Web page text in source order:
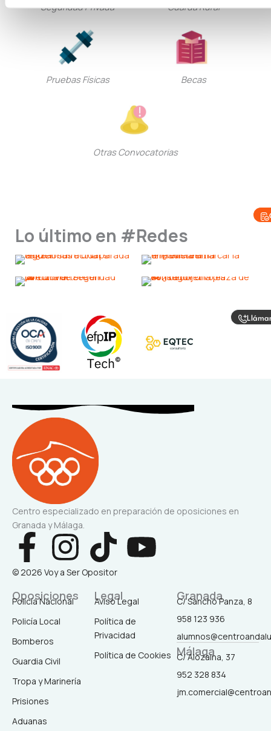
Seguridad Privada Guarda Rural
Pruebas Físicas Becas
Otras Convocatorias
Lo último en #Redes
Centro especializado en preparación de oposiciones en
Granada y Málaga.
F
a
c
e
b
o
I
n
s
a
g
T
i
k
t
o
Y
u
© 2026 Voy a Ser Opositor
Oposiciones
Policía Nacional
Policía Local
Bomberos
Guardia Civil
Tropa y Marinería
Prisiones
Aduanas
Legal
Aviso Legal
Política de
Privacidad
Política de Cookies
Granada
C/ Sancho Panza, 8
958 123 936
Málaga
C/ Alozaina, 37
952 328 834